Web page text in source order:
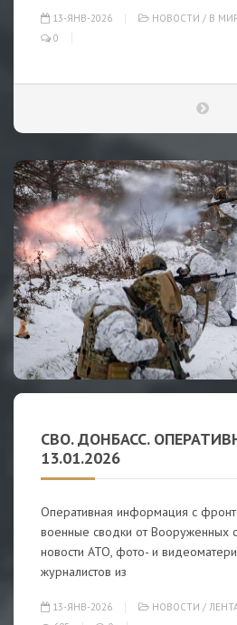
13-ЯНВ-2026 НОВОСТИ / В
0
СВО. ДОНБАСС.
13.01.2026
Оперативная информация с
военные сводки от Вооруженных
новости АТО, фото- и
журналистов из
13-ЯНВ-2026 НОВОСТИ /